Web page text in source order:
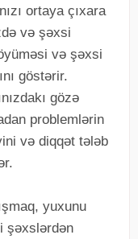
ortaya çıxara
və şəxsi
və şəxsi
göstərir.
gözə
problemlərin
və diqqət tələb
yuxunu
şəxslərdən